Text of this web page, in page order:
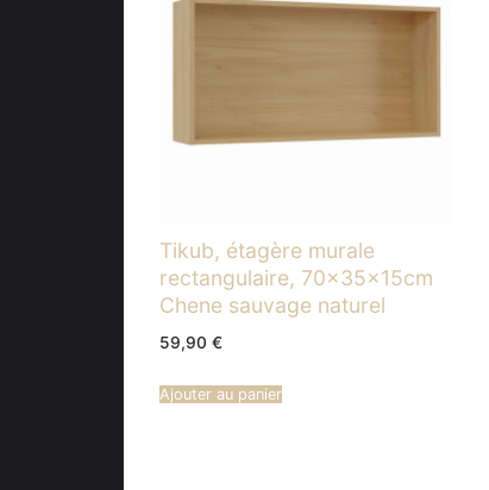
Tikub, étagère murale
rectangulaire, 70x35x15cm
Chene sauvage naturel
59,90 €
Ajouter au panier